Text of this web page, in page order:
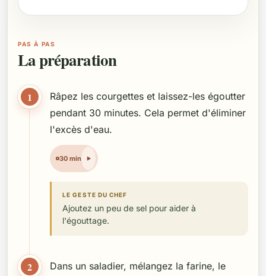
PAS À PAS
La préparation
1
Râpez les courgettes et laissez-les égoutter
pendant 30 minutes. Cela permet d'éliminer
l'excès d'eau.
30 min
LE GESTE DU CHEF
Ajoutez un peu de sel pour aider à
l'égouttage.
2
Dans un saladier, mélangez la farine, le